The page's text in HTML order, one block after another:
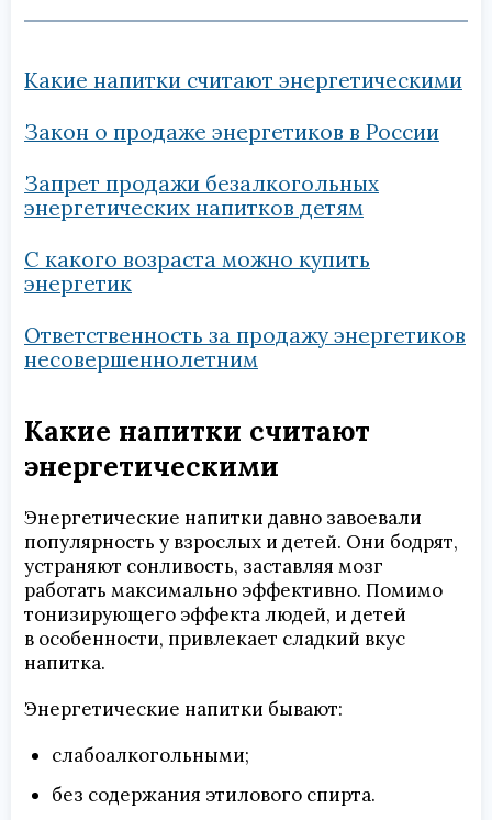
Какие напитки считают энергетическими
Закон о продаже энергетиков в России
Запрет продажи безалкогольных
энергетических напитков детям
С какого возраста можно купить
энергетик
Ответственность за продажу энергетиков
несовершеннолетним
Какие напитки считают
энергетическими
Энергетические напитки давно завоевали
популярность у взрослых и детей. Они бодрят,
устраняют сонливость, заставляя мозг
работать максимально эффективно. Помимо
тонизирующего эффекта людей, и детей
в особенности, привлекает сладкий вкус
напитка.
Энергетические напитки бывают:
слабоалкогольными;
без содержания этилового спирта.